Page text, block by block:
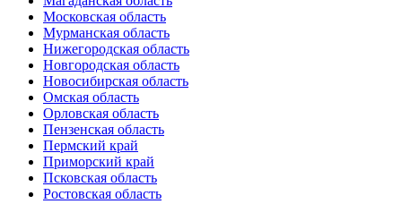
Московская область
Мурманская область
Нижегородская область
Новгородская область
Новосибирская область
Омская область
Орловская область
Пензенская область
Пермский край
Приморский край
Псковская область
Ростовская область